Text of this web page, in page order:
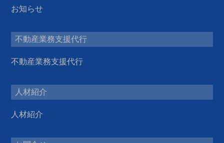
お知らせ
不動産業務支援代行
不動産業務支援代行
人材紹介
人材紹介